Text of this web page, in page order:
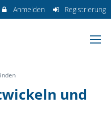
Anmelden Registrierung
und